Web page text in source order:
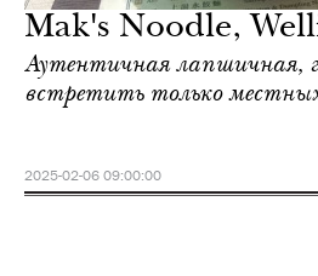
Mak's Noodle,
Аутентичная лапшичная,
встретить только
2025-02-06 09:00:00